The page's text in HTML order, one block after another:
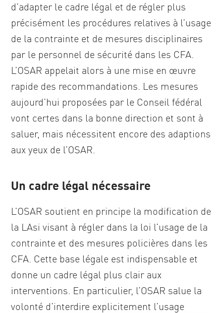
d’adapter le cadre légal et de régler plus
précisément les procédures relatives à l’usage
de la contrainte et de mesures disciplinaires
par le personnel de sécurité dans les CFA.
L’OSAR appelait alors à une mise en œuvre
rapide des recommandations. Les mesures
aujourd’hui proposées par le Conseil fédéral
vont certes dans la bonne direction et sont à
saluer, mais nécessitent encore des adaptions
aux yeux de l’OSAR.
Un cadre légal nécessaire
L’OSAR soutient en principe la modification de
la LAsi visant à régler dans la loi l’usage de la
contrainte et des mesures policières dans les
CFA. Cette base légale est indispensable et
donne un cadre légal plus clair aux
interventions. En particulier, l’OSAR salue la
volonté d’interdire explicitement l’usage